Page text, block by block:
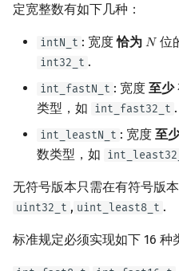
定宽整数有如下几种：
intN_t : 宽度恰为 𝑁
N 位
int32_t .
int_fastN_t : 宽度 至少
类型，如 int_fast32_t .
int_leastN_t : 宽度 至
数类型，如
无符号版本只需在有符号版
uint32_t , uint_least8_t .
标准规定必须实现如下 16 种